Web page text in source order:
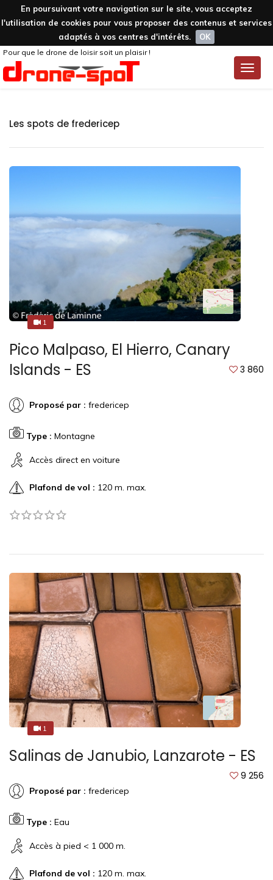
En poursuivant votre navigation sur le site, vous acceptez
l'utilisation de cookies pour vous proposer des contenus et services
adaptés à vos centres d'intérêts.
OK
Toggle
Pour que le drone de loisir soit un plaisir !
Les spots de fredericep
11
Pico Malpaso, El Hierro, Canary
Islands - ES
3 860
Proposé par : fredericep
Type : Montagne
Accès direct en voiture
Plafond de vol : 120 m. max.
1
1
Salinas de Janubio, Lanzarote - ES
9 256
Proposé par : fredericep
Type : Eau
Accès à pied < 1 000 m.
Plafond de vol : 120 m. max.